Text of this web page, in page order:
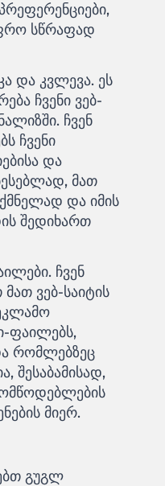
სწრაფად
და კვლევა. ეს
ჩვენი ვებ-
ჩვენ
ჩვენი
და
მათ
და იმის
შედიხართ
ჩვენ
ვებ-საიტის
ფაილებს,
რომლებზეც
შესაბამისად,
მიერ.
გუგლ